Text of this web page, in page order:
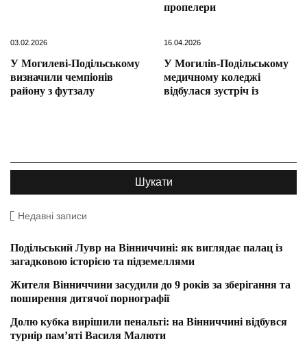
пропелери
03.02.2026
У Могилеві-Подільському
визначили чемпіонів
району з футзалу
16.04.2026
У Могилів-Подільському
медичному коледжі
відбулася зустріч із
Недавні записи
Подільський Лувр на Вінниччині: як виглядає палац із
загадковою історією та підземеллями
Жителя Вінниччини засудили до 9 років за зберігання та
поширення дитячої порнографії
Долю кубка вирішили пенальті: на Вінниччині відбувся
турнір пам’яті Василя Малюти